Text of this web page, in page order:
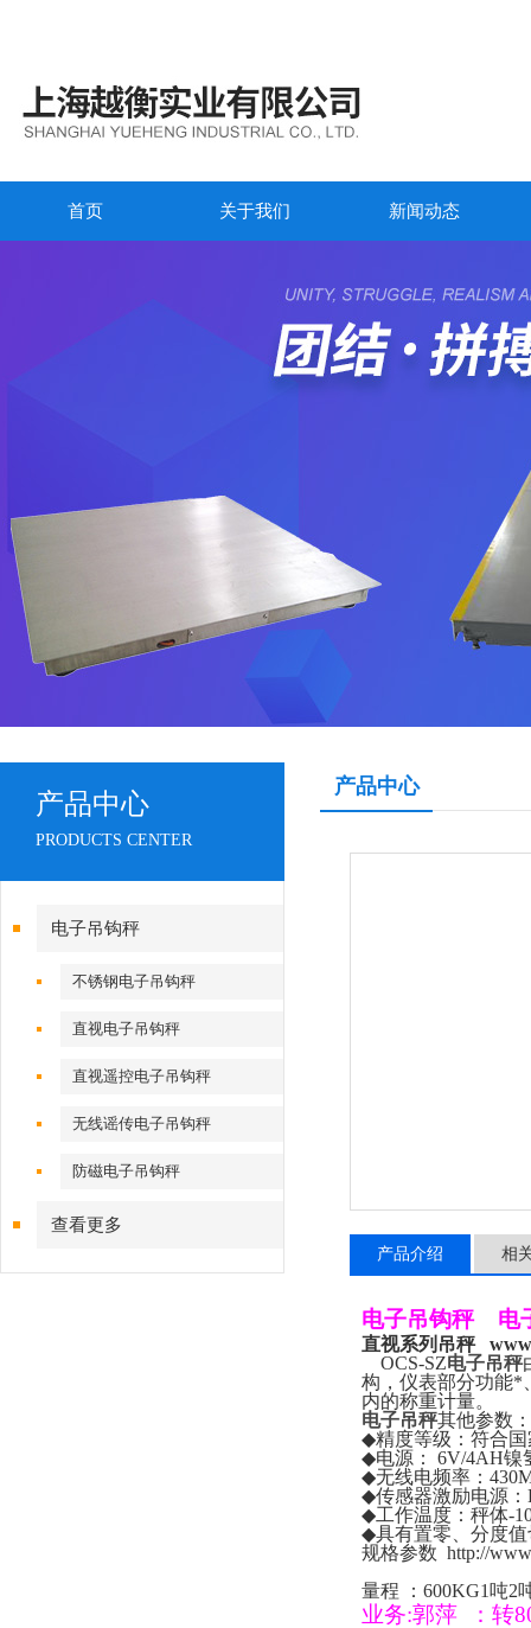
首页 关于我们 新闻动态
产品中心
PRODUCTS CENTER
电子吊钩秤
不锈钢电子吊钩秤
直视电子吊钩秤
直视遥控电子吊钩秤
无线谣传电子吊钩秤
防磁电子吊钩秤
查看更多
产品中心
产品介绍 相
电子吊钩秤 电
直视系列吊秤
OCS-SZ电子吊秤
构，仪表部分功能*
内的称重计量。
电子吊秤其他参数：
◆精度等级：符合
◆电源： 6V/4AH镍
◆无线电频率：
◆传感器激励电源：
◆工作温度：秤体-
◆具有置零、分度
规格参数 http://
量程
： 600KG1 吨2
业务:郭萍 ： 转